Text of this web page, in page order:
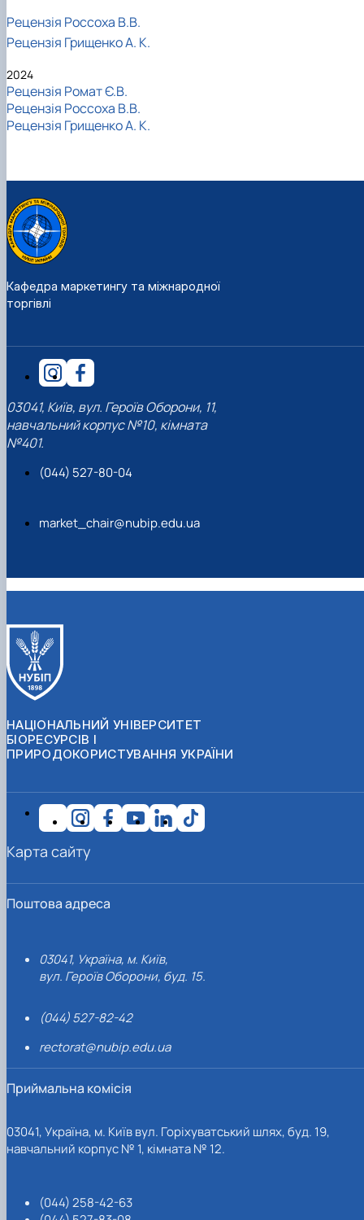
Рецензія Россоха В.В.
Рецензія Грищенко А. К.
2024
Рецензія Ромат Є.В.
Рецензія Россоха В.В.
Рецензія Грищенко А. К.
Кафедра маркетингу та міжнародної
торгівлі
03041, Київ, вул. Героїв Оборони, 11,
навчальний корпус №10, кімната
№401.
(044) 527-80-04
market_chair@nubip.edu.ua
НАЦІОНАЛЬНИЙ УНІВЕРСИТЕТ
БІОРЕСУРСІВ І
ПРИРОДОКОРИСТУВАННЯ УКРАЇНИ
Поштова адреса
03041, Україна, м. Київ,
вул. Героїв Оборони, буд. 15.
(044) 527-82-42
rectorat@nubip.edu.ua
Приймальна комісія
03041, Україна, м. Київ вул. Горіхуватський шлях, буд. 19,
навчальний корпус № 1, кімната № 12.
(044) 258-42-63
Карта сайту